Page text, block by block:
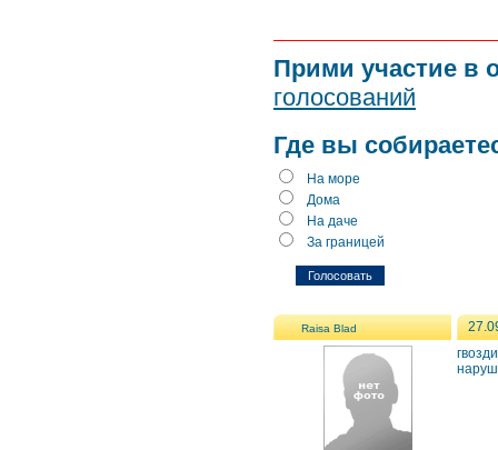
Прими участие в
голосований
Где вы
На море
Дома
На даче
За границей
Raisa Blad